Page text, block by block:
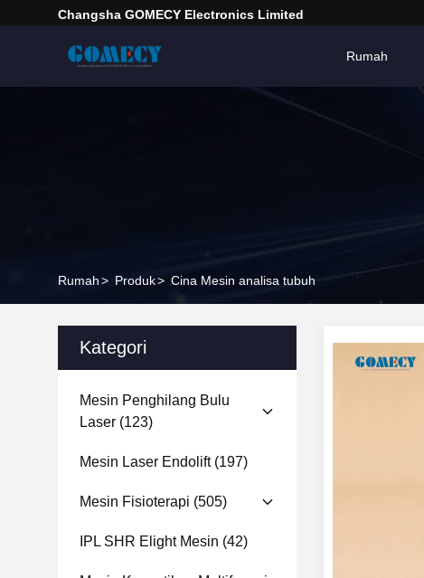
Changsha GOMECY Electronics Limited
Rumah
Rumah> Produk> Cina Mesin analisa tubuh
Kategori
Mesin Penghilang Bulu
Laser (123)
Mesin Laser Endolift(197)
Mesin Fisioterapi (505)
IPL SHR Elight Mesin (42)